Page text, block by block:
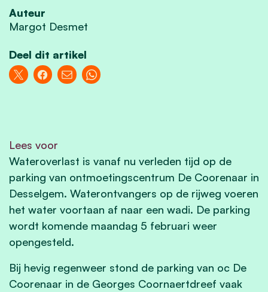
Auteur
Margot Desmet
Deel dit artikel
Lees voor
Wateroverlast is vanaf nu verleden tijd op de
parking van ontmoetingscentrum De Coorenaar in
Desselgem. Waterontvangers op de rijweg voeren
het water voortaan af naar een wadi. De parking
wordt komende maandag 5 februari weer
opengesteld.
Bij hevig regenweer stond de parking van oc De
Coorenaar in de Georges Coornaertdreef vaak